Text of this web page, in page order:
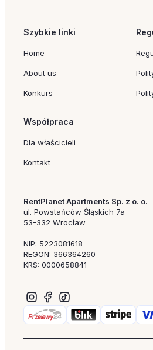
Szybkie linki
Home
About us
Konkurs
Współpraca
Dla właścicieli
Kontakt
RentPlanet Apartments Sp. z o. o.
ul. Powstańców Śląskich 7a
53-332 Wrocław
NIP: 5223081618
REGON: 366364260
KRS: 0000658841